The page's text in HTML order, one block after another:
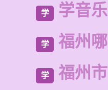
学 学音
学 福州
学 福州